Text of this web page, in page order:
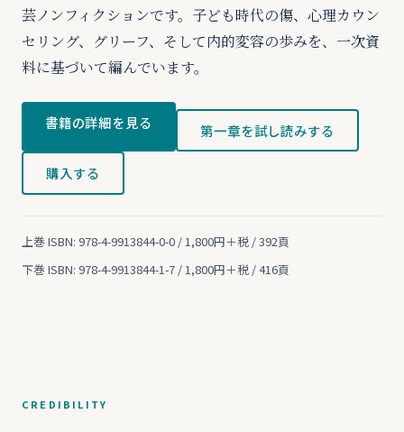
芸ノンフィクションです。子ども時代の傷、心理カウン
セリング、グリーフ、そして内的変容の歩みを、一次資
料に基づいて編んでいます。
書籍の詳細を見る 第一章を試し読みする
購入する
上巻 ISBN: 978-4-9913844-0-0 / 1,800円＋税 / 392頁
下巻 ISBN: 978-4-9913844-1-7 / 1,800円＋税 / 416頁
CREDIBILITY